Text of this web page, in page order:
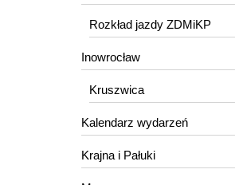
Rozkład jazdy ZDMiKP
Inowrocław
Kruszwica
Kalendarz wydarzeń
Krajna i Pałuki